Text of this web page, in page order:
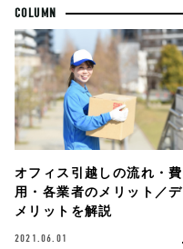
COLUMN
オフィス引越しの流れ・費
用・各業者のメリット／デ
メリットを解説
2021.06.01